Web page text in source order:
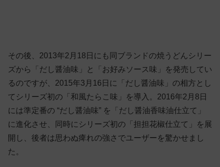
その後、2013年2月18日にも同ブランドの焼うどんシリー
ズから「だし醤油味」と「お好みソース味」を発売してい
るのですが、2015年3月16日に「だし醤油味」の相方とし
てシリーズ初の「和風たらこ味」を導入。2016年2月8日
には準定番の “だし醤油味” を「だし醤油香味油仕立て」
に進化させ、同時にシリーズ初の「担担花椒仕立て」を展
開し、後者は思わぬ痺れの強さでユーザーを驚かせまし
た。